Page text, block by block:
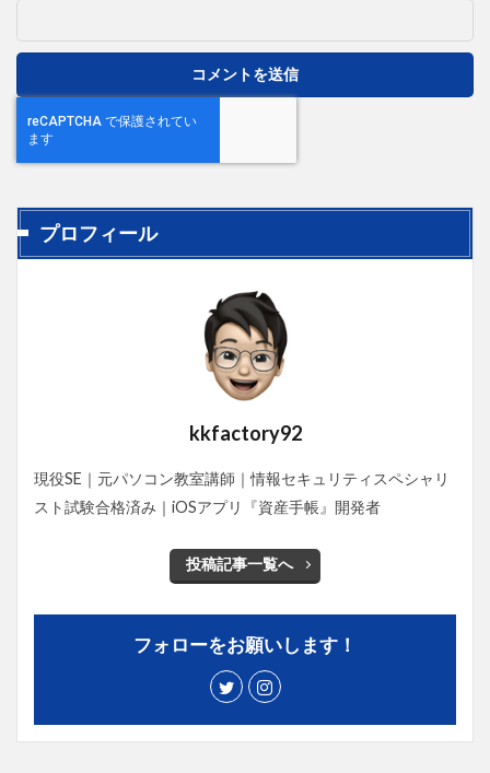
プロフィール
kkfactory92
現役SE｜元パソコン教室講師｜情報セキュリティスペシャリ
スト試験合格済み｜iOSアプリ『資産手帳』開発者
投稿記事一覧へ
フォローをお願いします！